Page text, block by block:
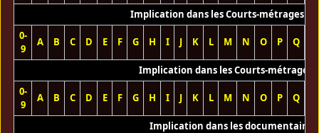
Implication dans les Courts-métrages
0-
9
A B C D E F G H I J K L M N O P Q
Implication dans les Courts-métrages
0-
9
A B C D E F G H I J K L M N O P Q
Implication dans les documentaires